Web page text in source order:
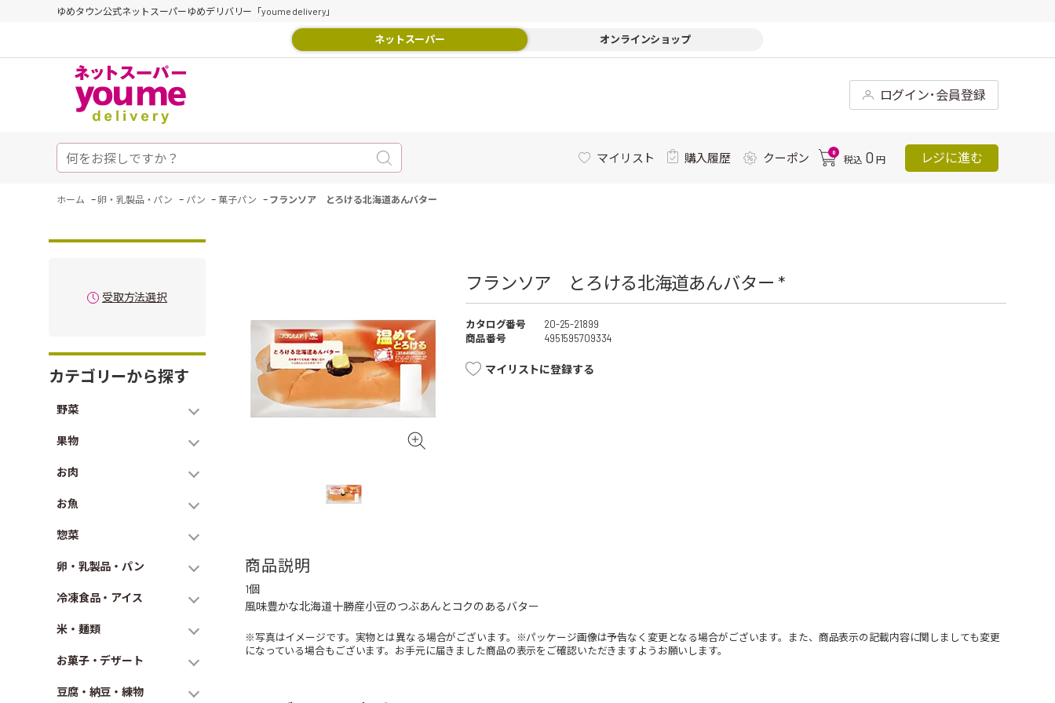
ゆめタウン公式ネットスーパーゆめデリバリー「youme delivery」
ネットスーパー オンラインショップ
ログイン･会員登録
マイリスト 購入履歴 クーポン 0
税込 0 円 レジに進む
ホーム -卵・乳製品・パン - パン -菓子パン - フランソア とろける北海道あんバター
受取方法選択
カテゴリーから探す
野菜
果物
お肉
お魚
惣菜
卵・乳製品・パン
冷凍食品・アイス
米・麺類
お菓子・デザート
豆腐・納豆・練物
フランソア とろける北海道あんバター *
カタログ番号
20-25-21899
商品番号
4951595709334
マイリストに登録する
商品説明
1個
風味豊かな北海道十勝産小豆のつぶあんとコクのあるバター
※写真はイメージです。実物とは異なる場合がございます。※パッケージ画像は予告なく変更となる場合がございます。また、商品表示の記載内容に関しましても変更
になっている場合もございます。お手元に届きました商品の表示をご確認いただきますようお願いします。